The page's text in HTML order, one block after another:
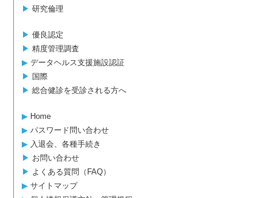
▶︎ 研究倫理
▶︎ 優良認定
▶︎ 精度管理調査
▶︎ データヘルス支援施設認証
▶︎ 国際
▶︎ 総合健診を受診される方へ
▶︎ Home
▶︎ パスワード問い合わせ
▶︎ 入退会、各種手続き
▶︎ お問い合わせ
▶︎ よくある質問（FAQ）
▶︎ サイトマップ